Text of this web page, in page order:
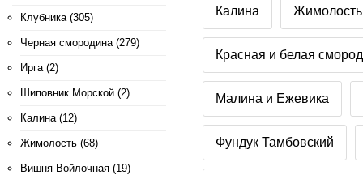
Клубника (305)
Черная смородина (279)
Ирга (2)
Шиповник Морской (2)
Калина (12)
Жимолость (68)
Вишня Войлочная (19)
Калина Жимолость
Красная и белая
Малина и Ежевика
Фундук Тамбовский